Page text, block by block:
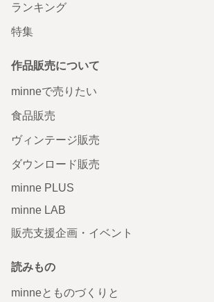
ランキング
特集
作品販売について
minneで売りたい
食品販売
ヴィンテージ販売
ダウンロード販売
minne PLUS
minne LAB
販売支援企画・イベント
読みもの
minneとものづくりと